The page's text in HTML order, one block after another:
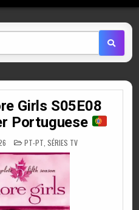
Girls S05E08
Portuguese
POSTED
IN
PT-PT SÉRIES TV